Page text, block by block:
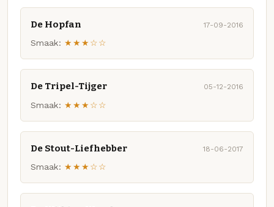
De Hopfan 17-09-2016
Smaak: ★★★☆☆
De Tripel-Tijger 05-12-2016
Smaak: ★★★☆☆
De Stout-Liefhebber 18-06-2017
Smaak: ★★★☆☆